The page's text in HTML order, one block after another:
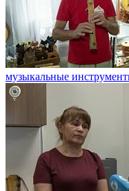
музыкальные